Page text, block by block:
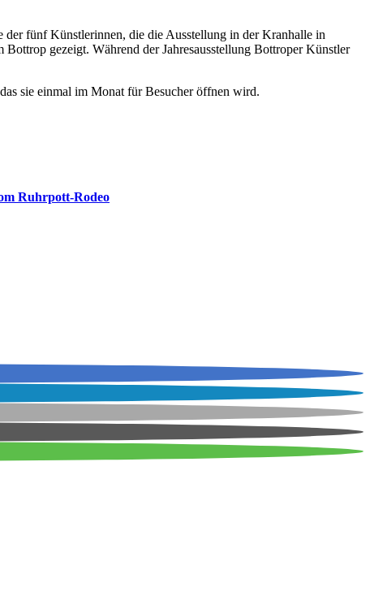
der fünf Künstlerinnen, die die Ausstellung in der Kranhalle in
gezeigt. Während der Jahresausstellung Bottroper Künstler
sie einmal im Monat für Besucher öffnen wird.
Ruhrpott-Rodeo